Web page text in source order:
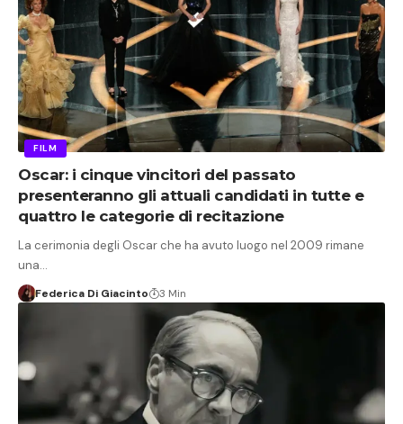
FILM
Oscar: i cinque vincitori del passato
presenteranno gli attuali candidati in tutte e
quattro le categorie di recitazione
La cerimonia degli Oscar che ha avuto luogo nel 2009 rimane
una…
Federica Di Giacinto 3 Min